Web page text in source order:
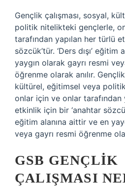
Gençlik çalışması, sosyal,
politik nitelikteki gençlerle,
tarafından yapılan her türlü
sözcük’tür. ‘Ders dışı’
yaygın olarak gayrı resmi
öğrenme olarak anılır.
kültürel, eğitimsel veya
onlar için ve onlar tarafından
etkinlik için bir ‘anahtar
eğitim alanına aittir ve en
veya gayrı resmi öğrenme
GSB GENÇLIK
ÇALIŞMASI